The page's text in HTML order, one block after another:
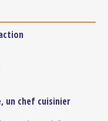
un chef cuisinier